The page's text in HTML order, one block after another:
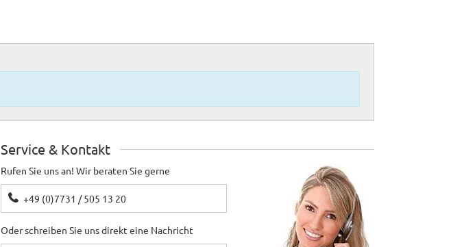
Service & Kontakt
Rufen Sie uns an! Wir beraten Sie gerne
+49 (0)7731 / 505 13 20
Oder schreiben Sie uns direkt eine Nachricht